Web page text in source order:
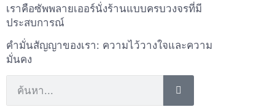
เราคือซัพพลายเออร์นั่งร้านแบบครบวงจรที่มี
ประสบการณ์
คำมั่นสัญญาของเรา: ความไว้วางใจและความ
มั่นคง